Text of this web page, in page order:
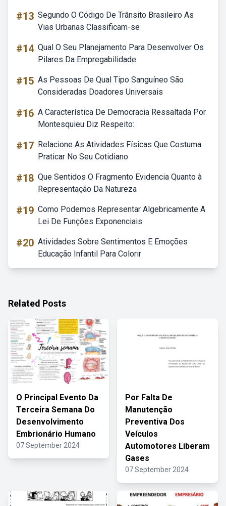
#13 Segundo O Código De Trânsito Brasileiro As
Vias Urbanas Classificam-se
#14 Qual O Seu Planejamento Para Desenvolver Os
Pilares Da Empregabilidade
#15 As Pessoas De Qual Tipo Sanguíneo São
Consideradas Doadores Universais
#16 A Característica De Democracia Ressaltada Por
Montesquieu Diz Respeito:
#17 Relacione As Atividades Físicas Que Costuma
Praticar No Seu Cotidiano
#18 Que Sentidos O Fragmento Evidencia Quanto à
Representação Da Natureza
#19 Como Podemos Representar Algebricamente A
Lei De Funções Exponenciais
#20 Atividades Sobre Sentimentos E Emoções
Educação Infantil Para Colorir
Related Posts
O Principal Evento Da
Terceira Semana Do
Desenvolvimento
Embrionário Humano
07 September 2024
Por Falta De
Manutenção
Preventiva Dos
Veículos
Automotores Liberam
Gases
07 September 2024